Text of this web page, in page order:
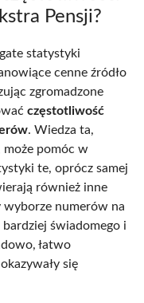
Pensji?
statystyki
cenne źródło
zgromadzone
częstotliwość
. Wiedza ta,
może pomóc w
te, oprócz samej
również inne
wyborze numerów na
świadomego i
łatwo
się